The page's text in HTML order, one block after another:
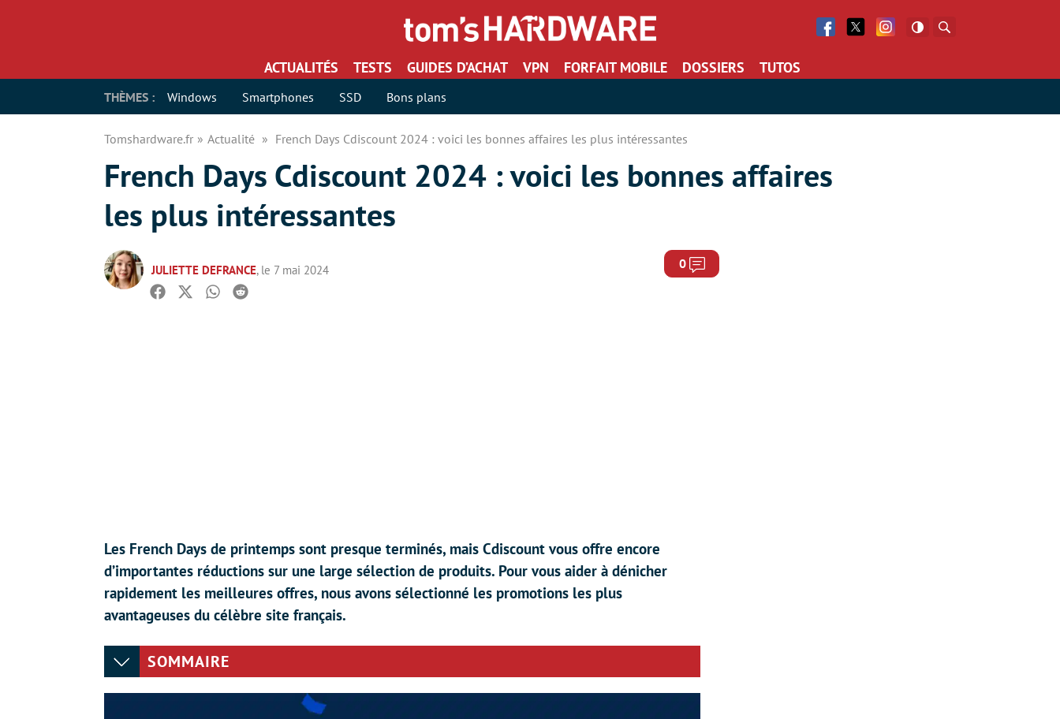
Facebook
Twitter Facebook
ACTUALITÉS TESTS GUIDES D’ACHAT VPN FORFAIT MOBILE DOSSIERS TUTOS
THÈMES : Windows Smartphones SSD Bons plans
Tomshardware.fr Actualité French Days Cdiscount 2024 : voici les bonnes affaires les plus intéressantes
French Days Cdiscount 2024 : voici les bonnes affaires
les plus intéressantes
JULIETTE DEFRANCE, le 7 mai 2024 0 Commentaires
Facebook
TwitterWhatsapp
Reddit
Les French Days de printemps sont presque terminés, mais Cdiscount vous offre encore
d’importantes réductions sur une large sélection de produits. Pour vous aider à dénicher
rapidement les meilleures offres, nous avons sélectionné les promotions les plus
avantageuses du célèbre site français.
SOMMAIRE